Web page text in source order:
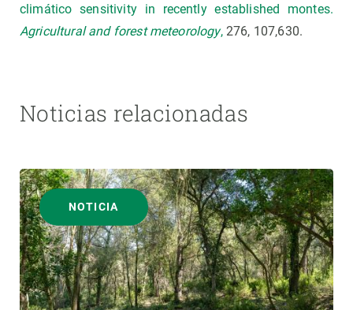
climático sensitivity in recently established montes.
Agricultural and forest meteorology,276, 107,630.
Noticias relacionadas
NOTICIA